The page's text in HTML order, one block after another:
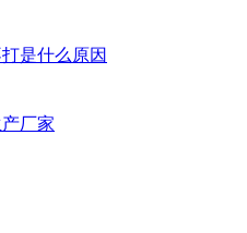
是什么原因
厂家